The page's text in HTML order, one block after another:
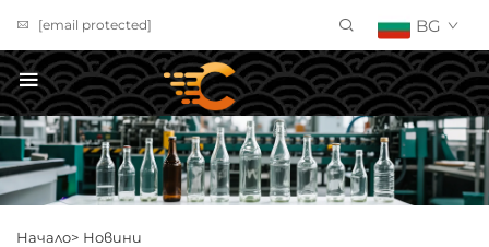
[email protected] BG
ПОЛУЧИ ОФЕРТА
Начало> Новини